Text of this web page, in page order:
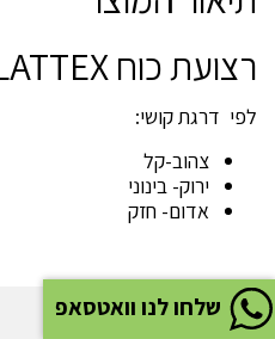
שלחו לנו וואטסאפ
רצועת כוח LATTEX
לפי דרגת קושי:
צהוב-קל
ירוק- בינוני
אדום- חזק
מפרט